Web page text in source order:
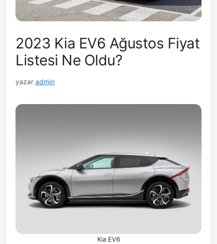
2023 Kia EV6 Ağustos Fiyat
Listesi Ne Oldu?
yazar admin
Kia EV6